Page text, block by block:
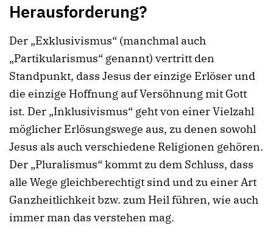
Herausforderung?
Der „Exklusivismus“ (manchmal auch
„Partikularismus“ genannt) vertritt den
Standpunkt, dass Jesus der einzige Erlöser und
die einzige Hoffnung auf Versöhnung mit Gott
ist. Der „Inklusivismus“ geht von einer Vielzahl
möglicher Erlösungswege aus, zu denen sowohl
Jesus als auch verschiedene Religionen gehören.
Der „Pluralismus“ kommt zu dem Schluss, dass
alle Wege gleichberechtigt sind und zu einer Art
Ganzheitlichkeit bzw. zum Heil führen, wie auch
immer man das verstehen mag.